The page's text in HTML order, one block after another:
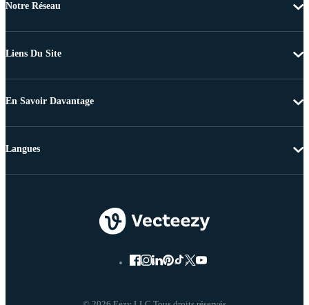
Notre Réseau
Liens Du Site
En Savoir Davantage
Langues